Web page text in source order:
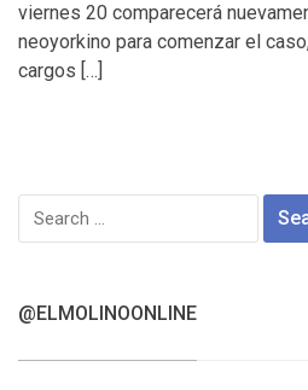
viernes 20 comparecerá
neoyorkino para comenzar el
cargos […]
Search
for:
@ELMOLINOONLINE